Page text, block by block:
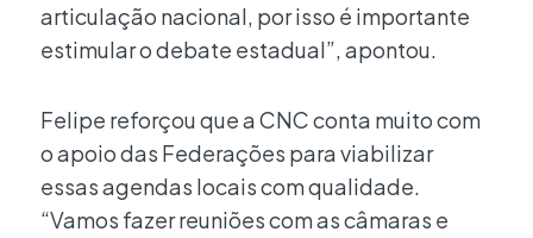
articulação nacional, por isso é importante
estimular o debate estadual”, apontou.
Felipe reforçou que a CNC conta muito com
o apoio das Federações para viabilizar
essas agendas locais com qualidade.
“Vamos fazer reuniões com as câmaras e